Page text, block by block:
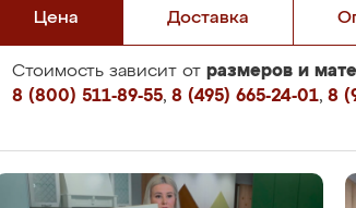
Цена Доставка
Стоимость зависит от размеров и
8 (800) 511-89-55, 8 (495) 665-24-01, 8